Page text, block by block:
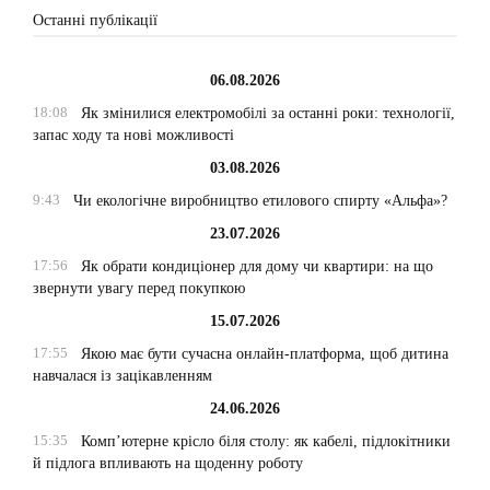
Останні публікації
06.08.2026
18:08
Як змінилися електромобілі за останні роки: технології,
запас ходу та нові можливості
03.08.2026
9:43
Чи екологічне виробництво етилового спирту «Альфа»?
23.07.2026
17:56
Як обрати кондиціонер для дому чи квартири: на що
звернути увагу перед покупкою
15.07.2026
17:55
Якою має бути сучасна онлайн-платформа, щоб дитина
навчалася із зацікавленням
24.06.2026
15:35
Комп’ютерне крісло біля столу: як кабелі, підлокітники
й підлога впливають на щоденну роботу